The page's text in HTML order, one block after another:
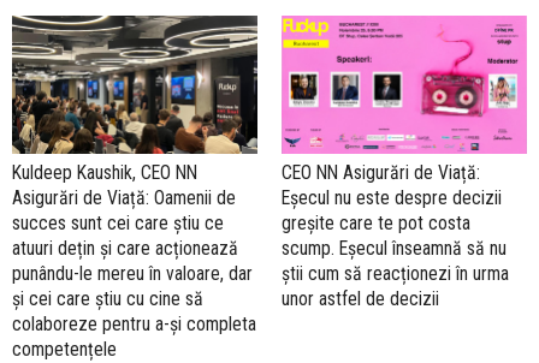
Kuldeep Kaushik, CEO NN
Asigurări de Viață: Oamenii de
succes sunt cei care știu ce
atuuri dețin și care acționează
punându-le mereu în valoare, dar
și cei care știu cu cine să
colaboreze pentru a-și completa
competențele
CEO NN Asigurări de Viață:
Eșecul nu este despre decizii
greșite care te pot costa
scump. Eșecul înseamnă să nu
știi cum să reacționezi în urma
unor astfel de decizii